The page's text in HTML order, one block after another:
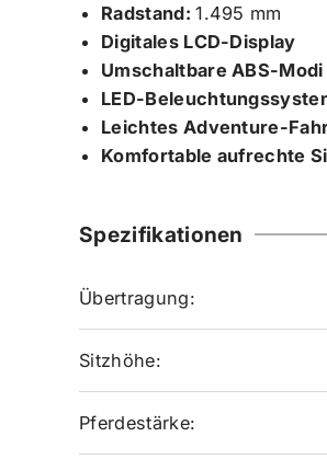
Radstand:1.495 mm
Digitales LCD-Display
Umschaltbare ABS-Modi
LED-
Leichtes Adventure-
Komfortable aufrechte
Spezifikationen
Übertragung:
Sitzhöhe:
Pferdestärke: